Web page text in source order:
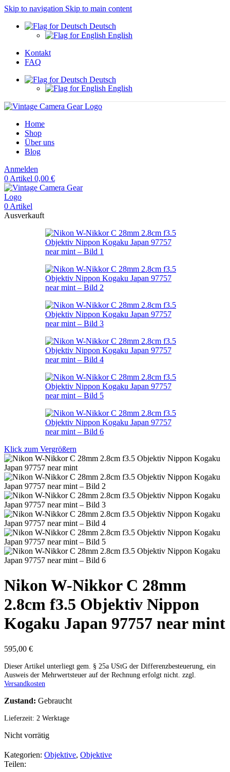
Skip to navigation Skip to main content
Deutsch
English
Kontakt
FAQ
Deutsch
English
Home
Shop
Über uns
Blog
Anmelden
0 Artikel 0,00 €
0 Artikel
Ausverkauft
Klick zum Vergrößern
Nikon W-Nikkor C 28mm
2.8cm f3.5 Objektiv Nippon
Kogaku Japan 97757 near mint
595,00 €
Dieser Artikel unterliegt gem. § 25a UStG der Differenzbesteuerung, ein
Ausweis der Mehrwertsteuer auf der Rechnung erfolgt nicht. zzgl.
Versandkosten
Zustand: Gebraucht
Lieferzeit: 2 Werktage
Nicht vorrätig
Kategorien: Objektive, Objektive
Teilen: